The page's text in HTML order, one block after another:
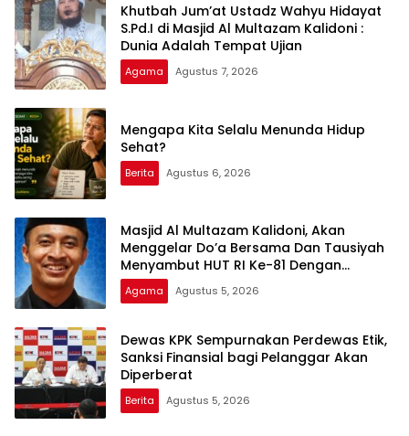
dan TPPU Mantan
Jampidsus, FA
Khutbah Jum’at Ustadz Wahyu Hidayat
S.Pd.I di Masjid Al Multazam Kalidoni :
Dunia Adalah Tempat Ujian
Agama Agustus 7, 2026
Mengapa Kita Selalu Menunda Hidup
Sehat?
Berita Agustus 6, 2026
Masjid Al Multazam Kalidoni, Akan
Menggelar Do’a Bersama Dan Tausiyah
Menyambut HUT RI Ke-81 Dengan
Pembicara Ustadz Qoim Nur’aini M.Pd
Agama Agustus 5, 2026
Dewas KPK Sempurnakan Perdewas Etik,
Sanksi Finansial bagi Pelanggar Akan
Diperberat
Berita Agustus 5, 2026